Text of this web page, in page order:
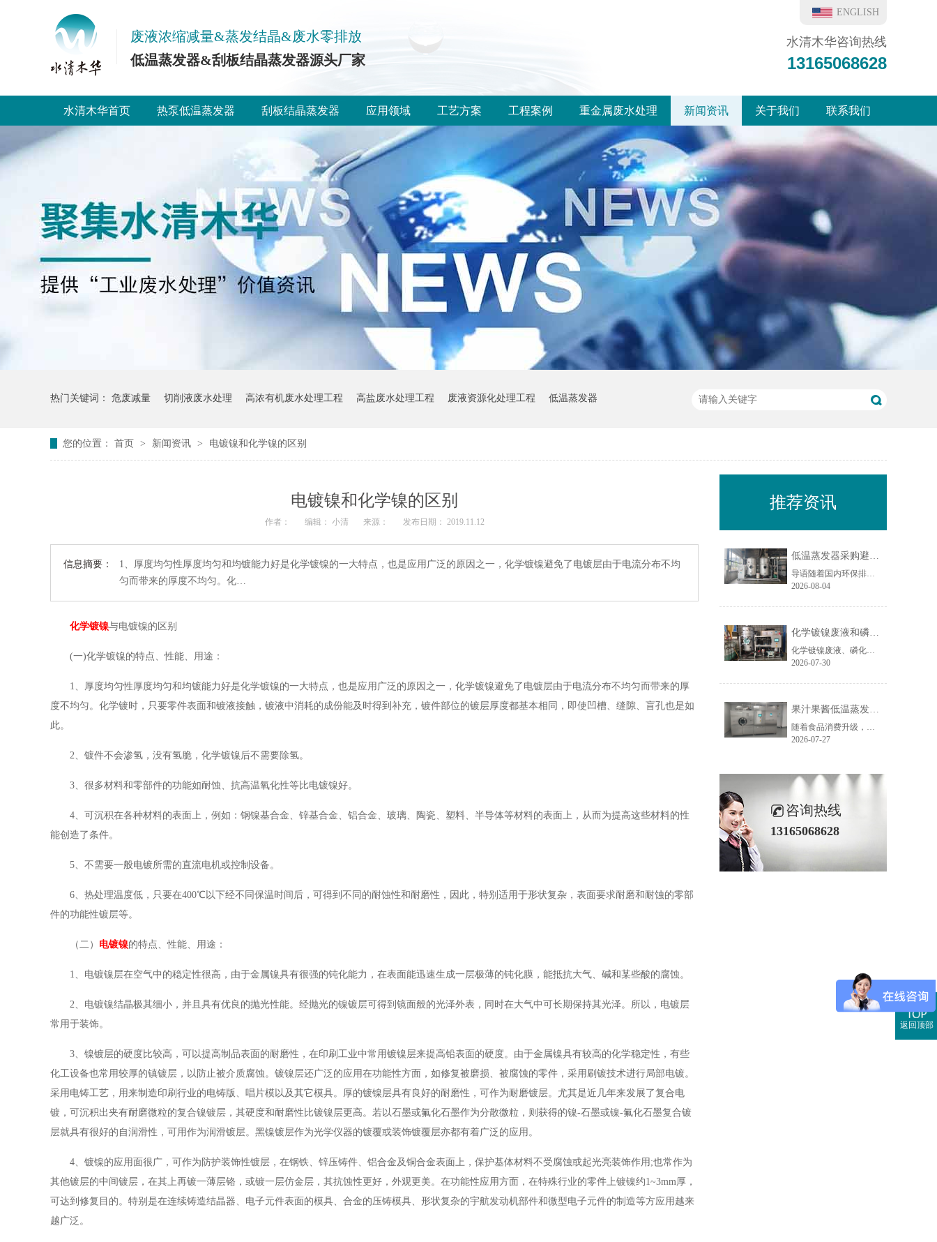
废液浓缩减量&蒸发结晶&废水零排放
低温蒸发器&刮板结晶蒸发器源头厂家
ENGLISH
水清木华咨询热线
13165068628
水清木华首页 热泵低温蒸发器 刮板结晶蒸发器 应用领域 工艺方案 工程案例 重金属废水处理 新闻资讯 关于我们 联系我们
热门关键词： 危废减量 切削液废水处理 高浓有机废水处理工程 高盐废水处理工程 废液资源化处理工程 低温蒸发器
您的位置： 首页 > 新闻资讯 > 电镀镍和化学镍的区别
电镀镍和化学镍的区别
作者： 编辑： 小清 来源： 发布日期： 2019.11.12
信息摘要：
1、厚度均匀性厚度均匀和均镀能力好是化学镀镍的一大特点，也是应用广泛的原因之一，化学镀镍避免了电镀层由于电流分布不均
匀而带来的厚度不均匀。化…
化学镀镍与电镀镍的区别
(一)化学镀镍的特点、性能、用途：
1、厚度均匀性厚度均匀和均镀能力好是化学镀镍的一大特点，也是应用广泛的原因之一，化学镀镍避免了电镀层由于电流分布不均匀而带来的厚
度不均匀。化学镀时，只要零件表面和镀液接触，镀液中消耗的成份能及时得到补充，镀件部位的镀层厚度都基本相同，即使凹槽、缝隙、盲孔也是如
此。
2、镀件不会渗氢，没有氢脆，化学镀镍后不需要除氢。
3、很多材料和零部件的功能如耐蚀、抗高温氧化性等比电镀镍好。
4、可沉积在各种材料的表面上，例如：钢镍基合金、锌基合金、铝合金、玻璃、陶瓷、塑料、半导体等材料的表面上，从而为提高这些材料的性
能创造了条件。
5、不需要一般电镀所需的直流电机或控制设备。
6、热处理温度低，只要在400℃以下经不同保温时间后，可得到不同的耐蚀性和耐磨性，因此，特别适用于形状复杂，表面要求耐磨和耐蚀的零部
件的功能性镀层等。
（二） 电镀镍的特点、性能、用途：
1、电镀镍层在空气中的稳定性很高，由于金属镍具有很强的钝化能力，在表面能迅速生成一层极薄的钝化膜，能抵抗大气、碱和某些酸的腐蚀。
2、电镀镍结晶极其细小，并且具有优良的抛光性能。经抛光的镍镀层可得到镜面般的光泽外表，同时在大气中可长期保持其光泽。所以，电镀层
常用于装饰。
3、镍镀层的硬度比较高，可以提高制品表面的耐磨性，在印刷工业中常用镀镍层来提高铅表面的硬度。由于金属镍具有较高的化学稳定性，有些
化工设备也常用较厚的镇镀层，以防止被介质腐蚀。镀镍层还广泛的应用在功能性方面，如修复被磨损、被腐蚀的零件，采用刷镀技术进行局部电镀。
采用电铸工艺，用来制造印刷行业的电铸版、唱片模以及其它模具。厚的镀镍层具有良好的耐磨性，可作为耐磨镀层。尤其是近几年来发展了复合电
镀，可沉积出夹有耐磨微粒的复合镍镀层，其硬度和耐磨性比镀镍层更高。若以石墨或氟化石墨作为分散微粒，则获得的镍-石墨或镍-氟化石墨复合镀
层就具有很好的自润滑性，可用作为润滑镀层。黑镍镀层作为光学仪器的镀覆或装饰镀覆层亦都有着广泛的应用。
4、镀镍的应用面很广，可作为防护装饰性镀层，在钢铁、锌压铸件、铝合金及铜合金表面上，保护基体材料不受腐蚀或起光亮装饰作用;也常作为
其他镀层的中间镀层，在其上再镀一薄层铬，或镀一层仿金层，其抗蚀性更好，外观更美。在功能性应用方面，在特殊行业的零件上镀镍约1~3mm厚，
可达到修复目的。特别是在连续铸造结晶器、电子元件表面的模具、合金的压铸模具、形状复杂的宇航发动机部件和微型电子元件的制造等方应用越来
越广泛。
推荐资讯
低温蒸发器采购避坑指南：工业废水蒸发设备选型10大坑
导语随着国内环保排放标准持续收紧，工业废液减量、资源化回用与废水零排放（ZLD）成为制造企业的刚性需求，低温蒸发器凭借低温负压运行、能耗可控、适配场景广的特点，被广泛应用于电镀、化工、机械加工、食品加工等行业的废水处理场景。尤其在制造业密集区域，越来越多企业选择低温蒸发器实现废水减量化与水资源回......
2026-08-04
化学镀镍废液和磷化废液如何降低危废处置成本？2 吨/天低温蒸发案例年节省超100万
化学镀镍废液、磷化废液处理成本越来越高，企业如何降低危废处置费用？随着环保监管不断加强，金属表面处理行业产生的化学镀镍废液、磷化废液、电镀废液等高浓度废液，通常被列为危险废物，需要委托具有资质的单位进行处置。近年来，危废委外价格持续上涨，对于每天都会产生高浓度废液的企业而言，委外处置费用已经成......
2026-07-30
果汁果酱低温蒸发浓缩设备选型指南：六大核心因素全面解析
随着食品消费升级，NFC果汁、天然果酱、鲜果浆等高附加值果蔬制品的市场需求持续增长，终端市场对产品的天然风味、原生色泽与营养保留度提出了更高要求。低温真空蒸发浓缩技术凭借30℃以下温和提浓的技术优势，成为热敏性食品物料浓缩的主流方案，而选对适配的低温蒸发设备，是保障产品品质、提升生产效益的关键。在......
2026-07-27
咨询热线
13165068628
返回顶部